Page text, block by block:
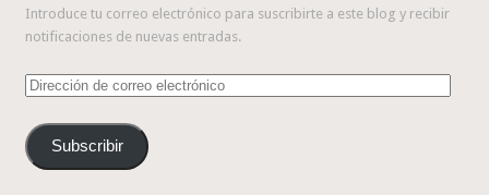
Introduce tu correo electrónico para suscribirte a este blog y recibir
notificaciones de nuevas entradas.
Dirección
correo
electrónico
Subscribir